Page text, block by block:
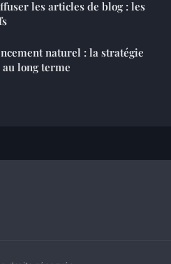
les articles de blog : les
naturel : la stratégie
au long terme